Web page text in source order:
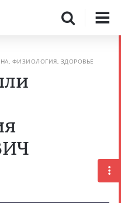
ФИЗИОЛОГИЯ, ЗДОРОВЬЕ